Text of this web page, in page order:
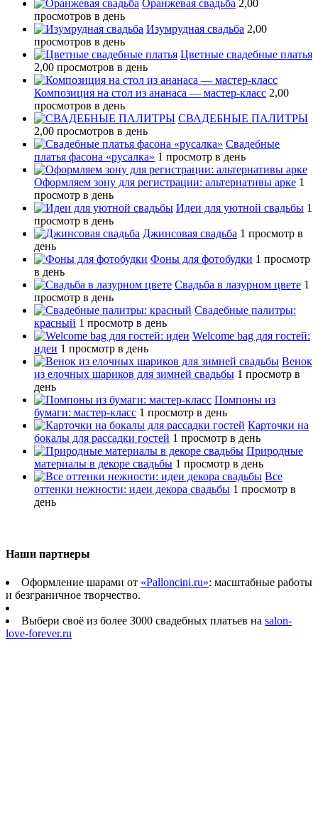
Оранжевая свадьба 2,00
просмотров в день
Изумрудная свадьба 2,00
просмотров в день
Цветные свадебные платья
2,00 просмотров в день
Композиция на стол из ананаса — мастер-класс 2,00
просмотров в день
СВАДЕБНЫЕ ПАЛИТРЫ
2,00 просмотров в день
Свадебные
платья фасона «русалка» 1 просмотр в день
Оформляем зону для регистрации: альтернативы арке 1
просмотр в день
Идеи для уютной свадьбы 1
просмотр в день
Джинсовая свадьба 1 просмотр в
день
Фоны для фотобудки 1 просмотр
в день
Свадьба в лазурном цвете 1
просмотр в день
Свадебные палитры:
красный 1 просмотр в день
Welcome bag для гостей:
идеи 1 просмотр в день
Венок
из елочных шариков для зимней свадьбы 1 просмотр в
день
Помпоны из
бумаги: мастер-класс 1 просмотр в день
Карточки на
бокалы для рассадки гостей 1 просмотр в день
Природные
материалы в декоре свадьбы 1 просмотр в день
Все
оттенки нежности: идеи декора свадьбы 1 просмотр в
день
Наши партнеры
Оформление шарами от «Palloncini.ru»: масштабные работы
и безграничное творчество.
Выбери своё из более 3000 свадебных платьев на salon-
love-forever.ru